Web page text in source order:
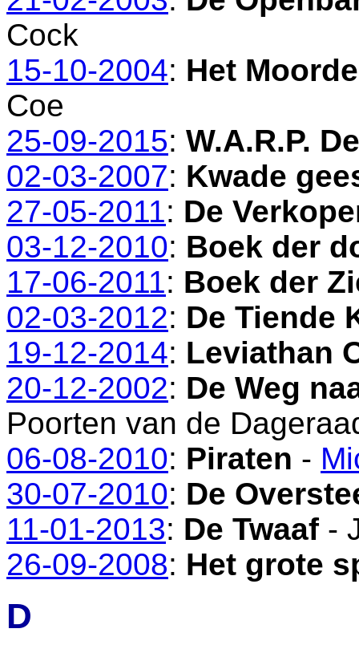
Cock
15-10-2004: Het
Coe
25-09-2015: W.A.R.P.
02-03-2007: Kwade
27-05-2011: De
03-12-2010: Boek der
17-06-2011: Boek der
02-03-2012: De Tiende
19-12-2014: Leviathan
20-12-2002: De Weg
Poorten van de
06-08-2010: Piraten -
30-07-2010: De
11-01-2013: De Twaaf -
26-09-2008: Het grote
D